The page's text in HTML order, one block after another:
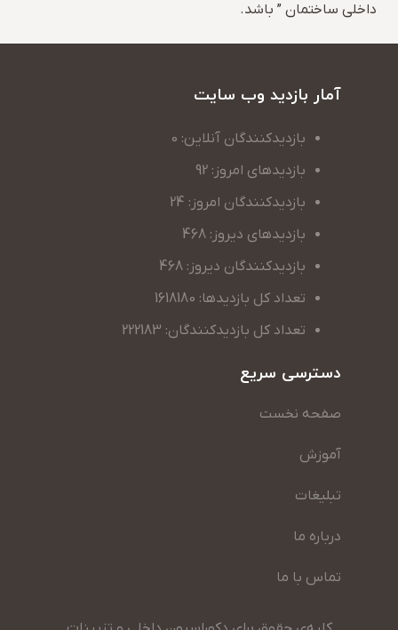
داخلی ساختمان ” باشد.
آمار بازدید وب سایت
بازدیدکنندگان آنلاین: 0
بازدیدهای امروز: 92
بازدیدکنندگان امروز: 24
بازدیدهای دیروز: 468
بازدیدکنندگان دیروز: 468
تعداد کل بازدیدها: 1618180
تعداد کل بازدیدکنندگان: 222183
دسترسی سریع
صفحه نخست
آموزش
تبلیغات
درباره ما
تماس با ما